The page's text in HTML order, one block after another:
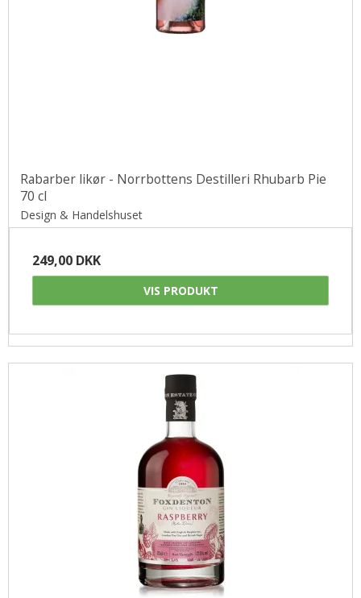
Rabarber likør - Norrbottens Destilleri Rhubarb Pie
70 cl
Design & Handelshuset
249,00 DKK
VIS PRODUKT